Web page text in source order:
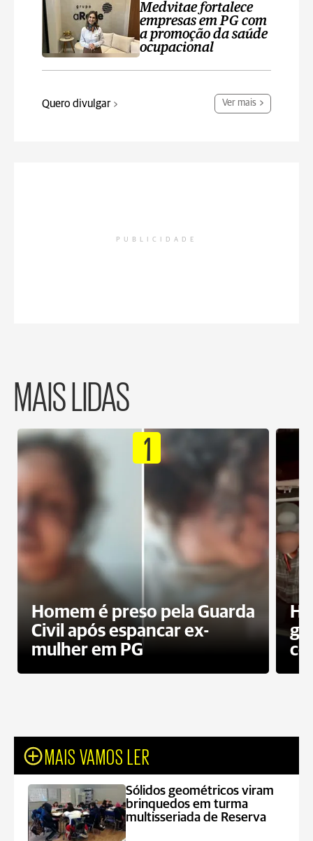
Medvitae fortalece
empresas em PG com
a promoção da saúde
ocupacional
Quero divulgar Ver mais
PUBLICIDADE
MAIS LIDAS
1
Homem é preso pela Guarda
Civil após espancar ex-
mulher em PG
MAIS VAMOS LER
Sólidos geométricos viram
brinquedos em turma
multisseriada de Reserva